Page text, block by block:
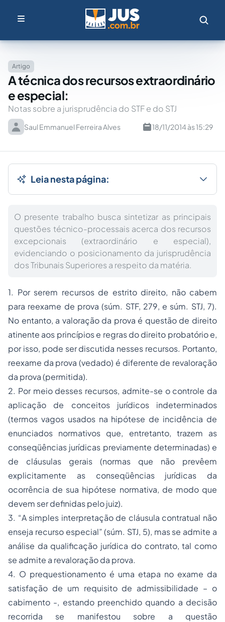
Artigo
A técnica dos recursos extraordinário
e especial:
Notas sobre a jurisprudência do STF e do STJ
Saul Emmanuel Ferreira Alves 18/11/2014 às 15:29
Leia nesta página:
O presente trabalho busca sintetizar as principais
questões técnico-processais acerca dos recursos
excepcionais (extraordinário e especial),
evidenciando o posicionamento da jurisprudência
dos Tribunais Superiores a respeito da matéria.
1. Por serem recursos de estrito direito, não cabem
para reexame de prova (súm. STF, 279, e súm. STJ, 7).
No entanto, a valoraçãoda prova é questão de direito
atinente aos princípios e regras do direito probatório e,
por isso, pode ser discutida nesses recursos. Portanto,
reexame da prova (vedado) é diferente de revaloração
da prova (permitida).
2. Por meio desses recursos, admite-se o controle da
aplicação de conceitos jurídicos indeterminados
(termos vagos usados na hipótese de incidência de
enunciados normativos que, entretanto, trazem as
conseqüências jurídicas previamente determinadas) e
de cláusulas gerais (normas que não prevêem
explicitamente as conseqüências jurídicas da
ocorrência de sua hipótese normativa, de modo que
devem ser definidas pelo juiz).
3. “A simples interpretação de cláusula contratual não
enseja recurso especial” (súm. STJ, 5), mas se admite a
análise da qualificação jurídica do contrato, tal como
se admite a revaloração da prova.
4. O prequestionamento é uma etapa no exame da
satisfação de um requisito de admissibilidade – o
cabimento -, estando preenchido quando a decisão
recorrida se manifestou sobre a questão